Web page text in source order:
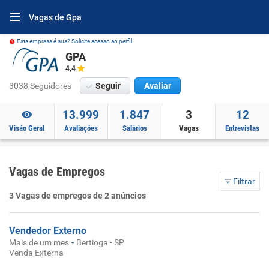
Vagas de Gpa
Esta empresa é sua? Solicite acesso ao perfil.
GPA
4,4
3038 Seguidores Seguir Avaliar
Visão Geral
13.999
Avaliações
1.847
Salários
3
Vagas
12
Entrevistas
Vagas de Empregos
Filtrar
3 Vagas de empregos de 2 anúncios
Vendedor Externo
Mais de um mes - Bertioga - SP
Venda Externa